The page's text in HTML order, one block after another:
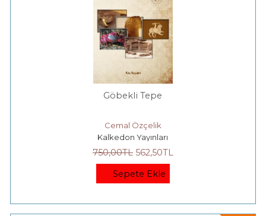
Göbekli Tepe
Cemal Özçelik
Kalkedon Yayınları
750,00TL 562,50TL
Sepete Ekle